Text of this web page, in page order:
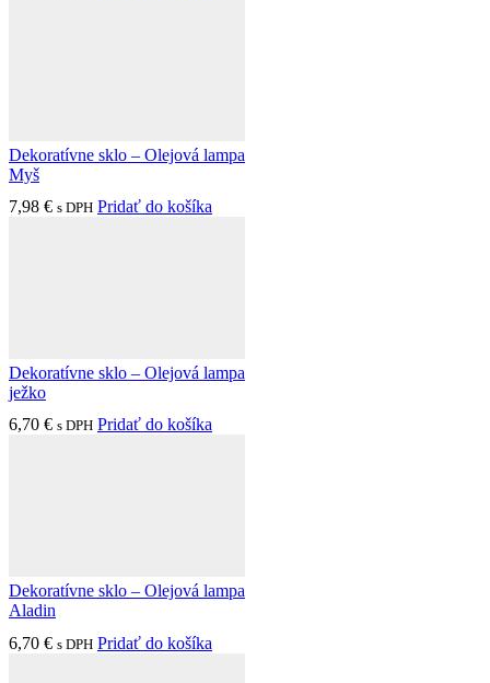
Dekoratívne sklo – Olejová lampa
Myš
7,98 € s DPH Pridať do košíka
Dekoratívne sklo – Olejová lampa
ježko
6,70 € s DPH Pridať do košíka
Dekoratívne sklo – Olejová lampa
Aladin
6,70 € s DPH Pridať do košíka